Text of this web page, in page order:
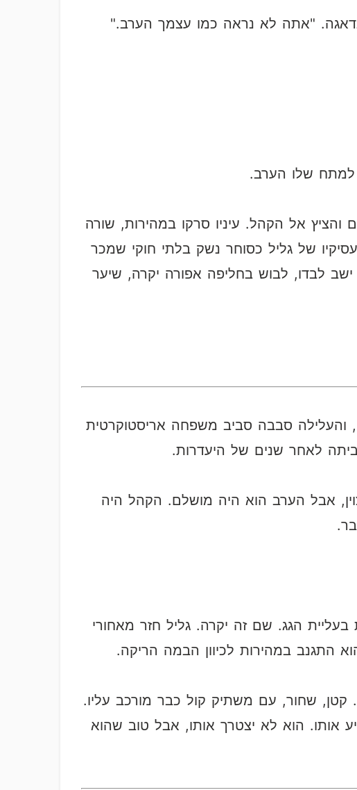
"אתה לא נראה כמו עצמך הערב."
למתח שלו הערב.
אל הקהל. עיניו סרקו במהירות, שורה
למעסיקיו של גליל כסוחר נשק בלתי חוקי שמכר
לבדו, לבוש בחליפה אפורה יקרה, שיער
סבבה סביב משפחה אריסטוקרטית
לאחר שנים של היעדרות.
אבל הערב הוא היה מושלם. הקהל היה
הגג. שם זה יקרה. גליל חזר מאחורי
התגנב במהירות לכיוון הבמה הריקה.
שחור, עם משתיק קול כבר מורכב עליו.
אותו. הוא לא יצטרך אותו, אבל טוב שהוא